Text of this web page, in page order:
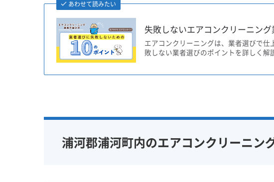
あわせて読みたい
失敗しないエアコンクリーニン
エアコンクリーニングは、業者選びで
敗しない業者選びのポイントを詳しく解
浦河郡浦河町内のエアコンクリーニン